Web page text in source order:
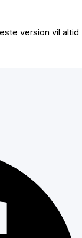
version vil altid